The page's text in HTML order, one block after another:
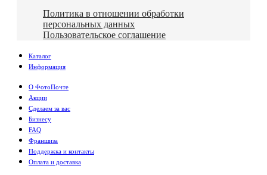
Политика в отношении обработки
персональных данных
Пользовательское соглашение
Каталог
Информация
О ФотоПочте
Акции
Сделаем за вас
Бизнесу
FAQ
Франшиза
Поддержка и контакты
Оплата и доставка